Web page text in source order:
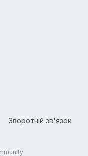
Зворотній зв'язок